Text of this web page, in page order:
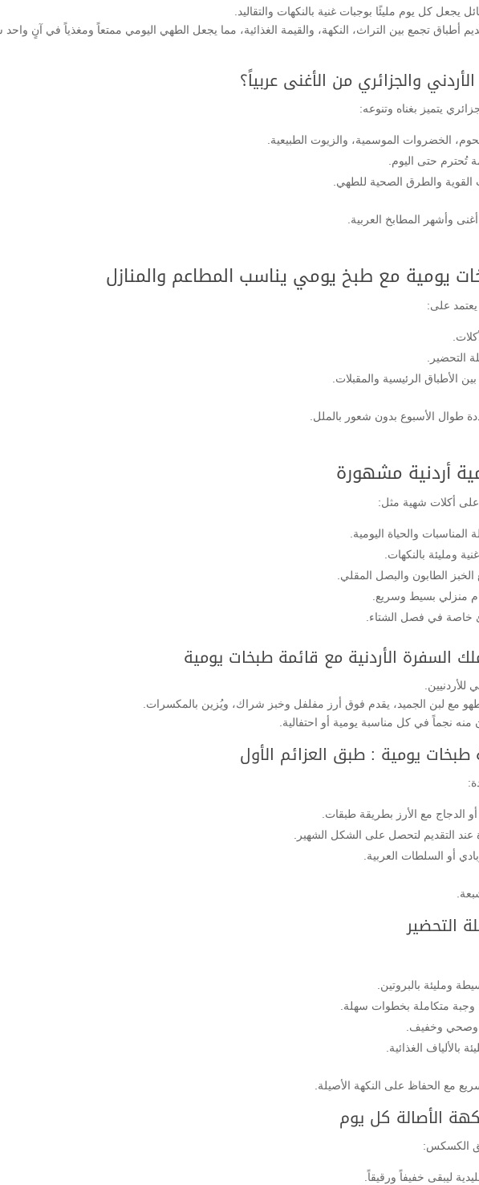
يجعل كل يوم مليئًا بوجبات غنية بالنكهات والتقاليد.
أطباق تجمع بين التراث، النكهة، والقيمة الغذائية، مما يجعل الطهي اليومي ممتعاً ومغذياً في آنٍ واحد
والجزائري من الأغنى عربياً؟
يتميز بغناه وتنوعه:
الخضروات الموسمية، والزيوت الطبيعية.
تُحترم حتى اليوم.
القوية والطرق الصحية للطهي.
وأشهر المطابخ العربية.
يومية مع طبخ يومي يناسب المطاعم والمنازل
يعتمد على:
التحضير.
الأطباق الرئيسية والمقبلات.
طوال الأسبوع بدون شعور بالملل.
أردنية مشهورة
على أكلات شهية مثل:
المناسبات والحياة اليومية.
ومليئة بالنكهات.
الخبز الطابون والبصل المقلي.
منزلي بسيط وسريع.
خاصة في فصل الشتاء.
السفرة الأردنية مع قائمة طبخات يومية
مع لبن الجميد، يقدم فوق أرز مفلفل وخبز شراك، ويُزين بالمكسرات.
منه نجماً في كل مناسبة يومية أو احتفالية.
طبخات يومية : طبق العزائم الأول
الدجاج مع الأرز بطريقة طبقات.
التقديم لتحصل على الشكل الشهير.
أو السلطات العربية.
التحضير
ومليئة بالبروتين.
وجبة متكاملة بخطوات سهلة.
وصحي وخفيف.
بالألياف الغذائية.
مع الحفاظ على النكهة الأصيلة.
الأصالة كل يوم
الكسكس:
ليبقى خفيفاً ورقيقاً.